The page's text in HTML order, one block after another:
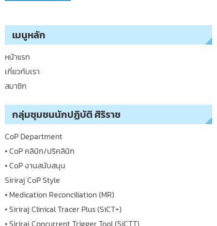
เมนูหลัก
หน้าแรก
เกี่ยวกับเรา
สมาชิก
กลุ่มชุมชนนักปฏิบัติ ศิริราช
CoP Department
• CoP คลินิก/ปริคลินิก
• CoP งานสนับสนุน
Siriraj CoP Style
• Medication Reconciliation (MR)
• Siriraj Clinical Tracer Plus (SiCT+)
• Siriraj Concurrent Trigger Tool (SiCTT)